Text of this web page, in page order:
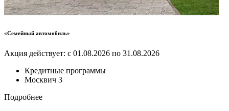
«Семейный автомобиль»
Акция действует: с 01.08.2026 по 31.08.2026
Кредитные программы
Москвич 3
Подробнее